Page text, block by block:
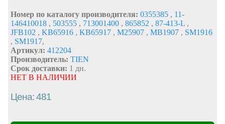
Номер по каталогу производителя: 0355385 , 11-
146410018 , 503555 , 713001400 , 865852 , 87-413-L ,
JFB102 , KB65916 , KB65917 , M25907 , MB1907 , SM1916
, SM1917,
Артикул: 412204
Производитель: TIEN
Срок доставки: 1 дн.
НЕТ В НАЛИЧИИ
Цена: 481